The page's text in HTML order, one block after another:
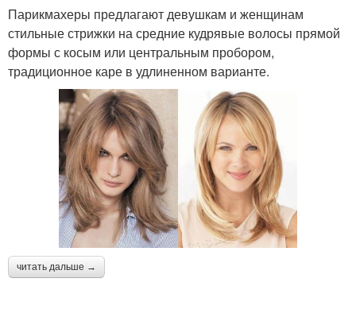
Парикмахеры предлагают девушкам и женщинам
стильные стрижки на средние кудрявые волосы прямой
формы с косым или центральным пробором,
традиционное каре в удлиненном варианте.
читать дальше →